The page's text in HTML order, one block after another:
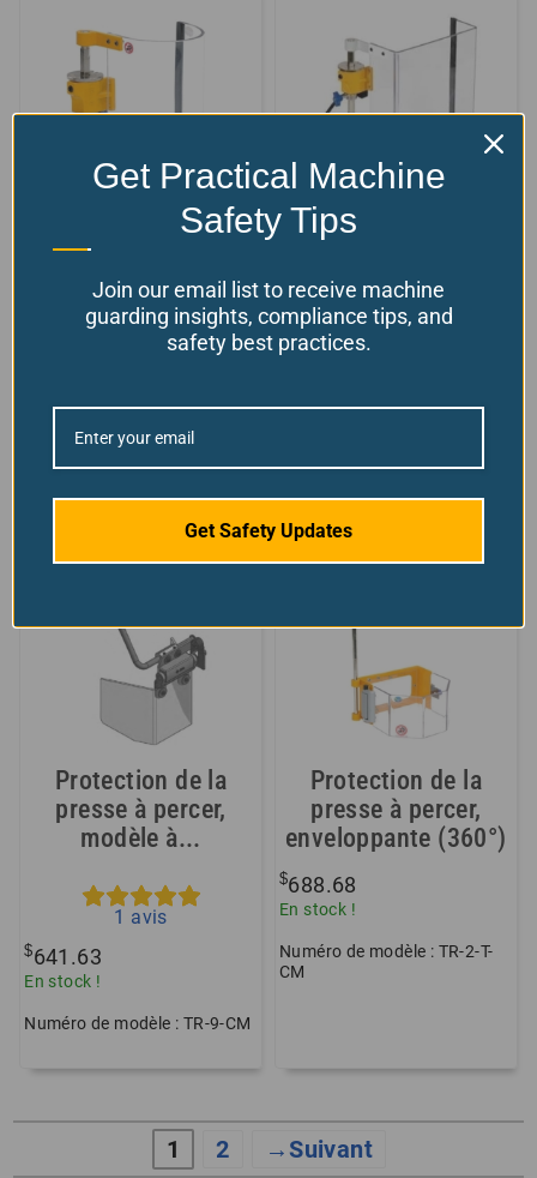
Protection pour
perceuse à colonne,
courbée, petite
+2 tailles/styles
disponibles !
Choisissez vos options
Protection pour
grande garde pour...
+2 tailles/styles
disponibles !
Choisissez vos options
Protection de la
presse à percer,
modèle à...
1 avis
$641.63
En stock !
Numéro de modèle : TR-9-CM
Protection de la
presse à percer,
enveloppante (360°)
$688.68
En stock !
Numéro de modèle : TR-2-T-
CM
1 2
→
Get Practical Machine
Safety Tips
Join our email list to receive machine
guarding insights, compliance tips, and
safety best practices.
Get Safety Updates